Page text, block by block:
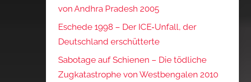
von Andhra Pradesh 2005
Eschede 1998 – Der ICE‑Unfall, der
Deutschland erschütterte
Sabotage auf Schienen – Die tödliche
Zugkatastrophe von Westbengalen 2010